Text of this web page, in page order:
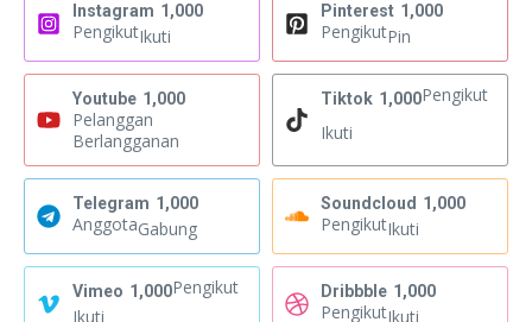
Instagram 1,000
PengikutIkuti
Pinterest 1,000
PengikutPin
Youtube 1,000
Pelanggan
Berlangganan
Tiktok 1,000Pengikut
Ikuti
Telegram 1,000
AnggotaGabung
Soundcloud 1,000
PengikutIkuti
Vimeo 1,000Pengikut
Ikuti
Dribbble 1,000
PengikutIkuti